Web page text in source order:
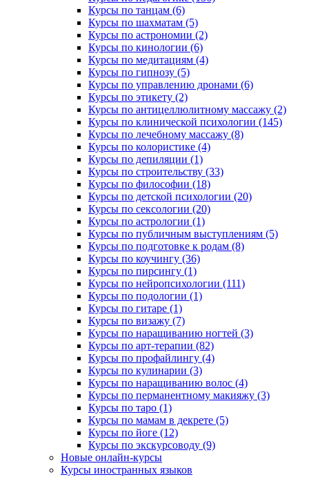
Курсы по танцам (6)
Курсы по шахматам (5)
Курсы по астрономии (2)
Курсы по кинологии (6)
Курсы по медитациям (4)
Курсы по гипнозу (5)
Курсы по управлению дронами (6)
Курсы по этикету (2)
Курсы по антицеллюлитному массажу (2)
Курсы по клинической психологии (145)
Курсы по лечебному массажу (8)
Курсы по колористике (4)
Курсы по депиляции (1)
Курсы по строительству (33)
Курсы по философии (18)
Курсы по детской психологии (20)
Курсы по сексологии (20)
Курсы по астрологии (1)
Курсы по публичным выступлениям (5)
Курсы по подготовке к родам (8)
Курсы по коучингу (36)
Курсы по пирсингу (1)
Курсы по нейропсихологии (111)
Курсы по подологии (1)
Курсы по гитаре (1)
Курсы по визажу (7)
Курсы по наращиванию ногтей (3)
Курсы по арт-терапии (82)
Курсы по профайлингу (4)
Курсы по кулинарии (3)
Курсы по наращиванию волос (4)
Курсы по перманентному макияжу (3)
Курсы по таро (1)
Курсы по мамам в декрете (5)
Курсы по йоге (12)
Курсы по экскурсоводу (9)
Новые онлайн‑курсы
Курсы иностранных языков